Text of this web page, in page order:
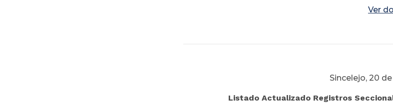
Ver
Sincelejo, 20
Listado Actualizado Registros